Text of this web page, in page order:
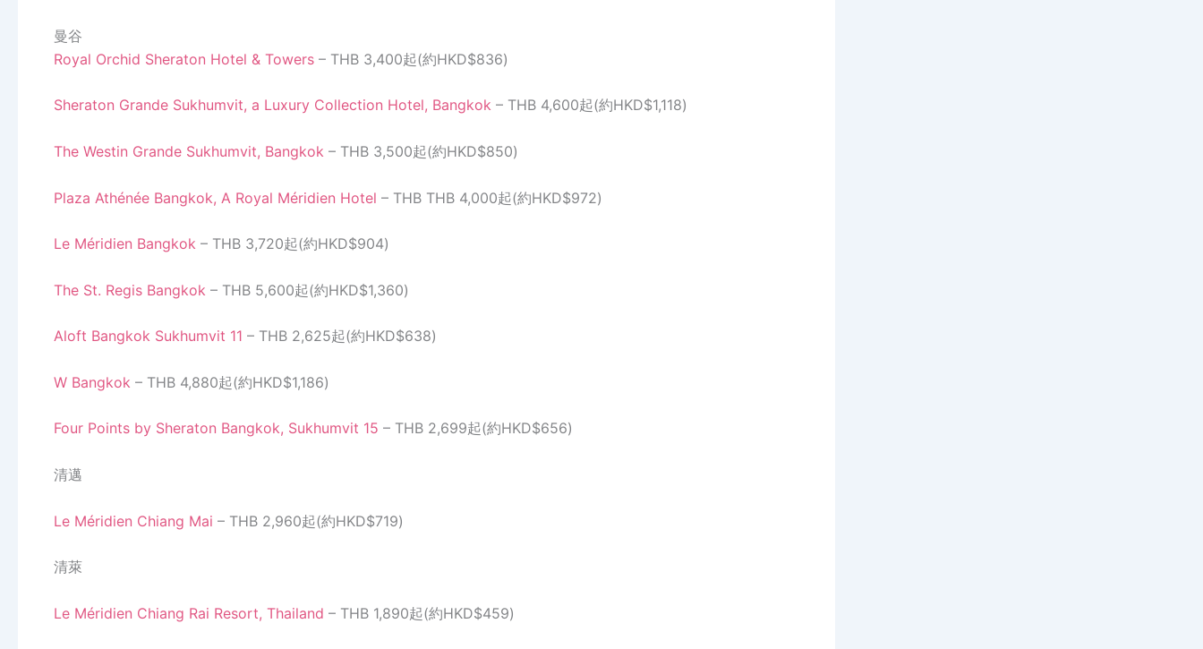
曼谷
Royal Orchid Sheraton Hotel & Towers – THB 3,400起(約HKD$836)
Sheraton Grande Sukhumvit, a Luxury Collection Hotel, Bangkok – THB 4,600起(約HKD$1,118)
The Westin Grande Sukhumvit, Bangkok – THB 3,500起(約HKD$850)
Plaza Athénée Bangkok, A Royal Méridien Hotel – THB THB 4,000起(約HKD$972)
Le Méridien Bangkok – THB 3,720起(約HKD$904)
The St. Regis Bangkok – THB 5,600起(約HKD$1,360)
Aloft Bangkok Sukhumvit 11 – THB 2,625起(約HKD$638)
W Bangkok – THB 4,880起(約HKD$1,186)
Four Points by Sheraton Bangkok, Sukhumvit 15 – THB 2,699起(約HKD$656)
清邁
Le Méridien Chiang Mai – THB 2,960起(約HKD$719)
清萊
Le Méridien Chiang Rai Resort, Thailand – THB 1,890起(約HKD$459)